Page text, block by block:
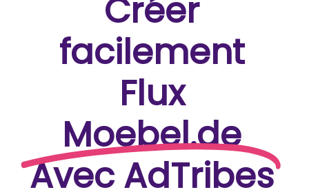
Créer
facilement
Flux
Moebel.de
Avec AdTribes